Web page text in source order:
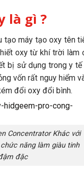
là gì ?
máy tạo oxy tên
oxy từ khí trời
bị sử dụng trong y
vốn rất nguy
đổi oxy đổi bình.
Concentrator Khác với
năng làm giàu tinh
đặc